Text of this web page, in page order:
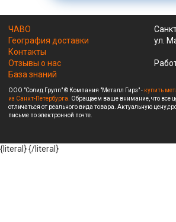
ЧАВО
География доставки
Контакты
Отзывы о нас
База знаний
ул.
ООО "Солид Групп" © Компания "Металл Гирз" - купить
из Санкт-Петербурга. Обращаем ваше внимание, что все
отличаться от реального вида товара. Актуальную
письме по электронной почте.
{literal}{/literal}